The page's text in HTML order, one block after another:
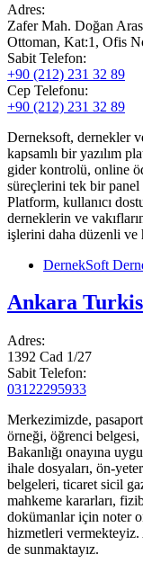
Adres:
Zafer Mah. Doğan
Ottoman, Kat:1, Ofis
Sabit Telefon:
+90 (212) 231 32 89
Cep Telefonu:
+90 (212) 231 32 89
Derneksoft, dernekler
kapsamlı bir yazılım
gider kontrolü, online
süreçlerini tek bir
Platform, kullanıcı
derneklerin ve
işlerini daha düzenli ve
DernekSoft
Ankara
Adres:
1392 Cad 1/27
Sabit Telefon:
03122295933
Merkezimizde,
örneği, öğrenci
Bakanlığı onayına
ihale dosyaları, ön-
belgeleri, ticaret sicil
mahkeme kararları,
dokümanlar için noter
hizmetleri vermekteyiz.
de sunmaktayız.